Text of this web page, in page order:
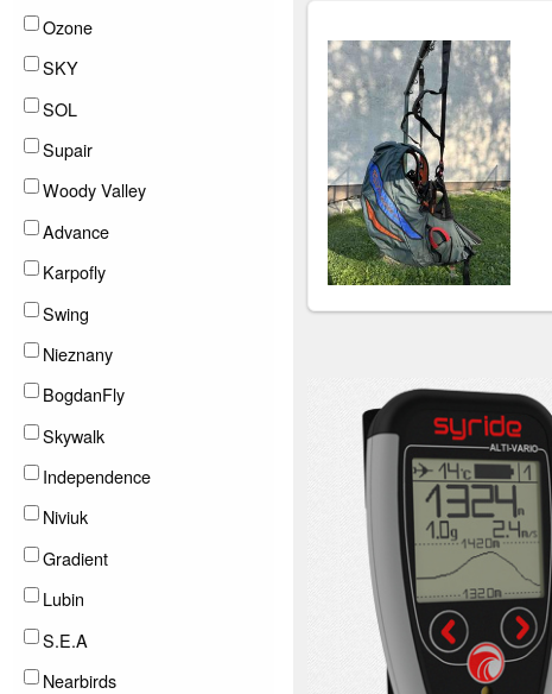
Ozone
SKY
SOL
Supair
Woody Valley
Advance
Karpofly
Swing
Nieznany
BogdanFly
Skywalk
Independence
Niviuk
Gradient
Lubin
S.E.A
Nearbirds